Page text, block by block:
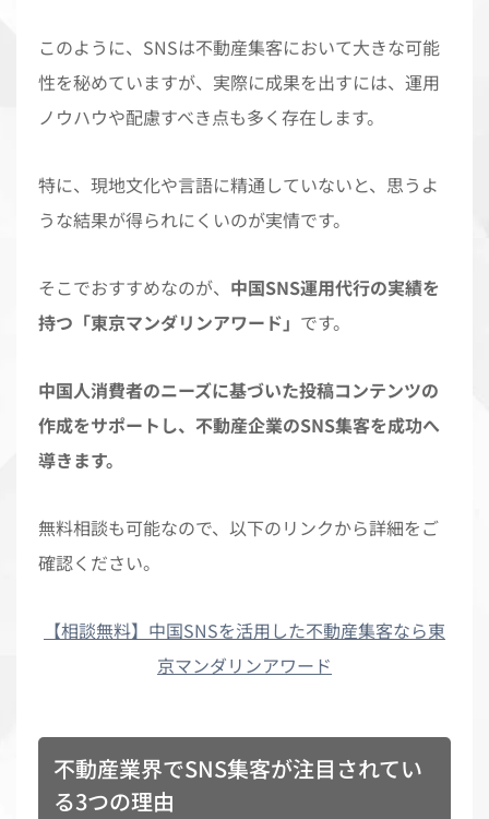
このように、SNSは不動産集客において大きな可能
性を秘めていますが、実際に成果を出すには、運用
ノウハウや配慮すべき点も多く存在します。
特に、現地文化や言語に精通していないと、思うよ
うな結果が得られにくいのが実情です。
そこでおすすめなのが、 中国SNS運用代行の実績を
持つ「東京マンダリンアワード」 です。
中国人消費者のニーズに基づいた投稿コンテンツの
作成をサポートし、不動産企業のSNS集客を成功へ
導きます。
無料相談も可能なので、以下のリンクから詳細をご
確認ください。
【相談無料】中国SNSを活用した不動産集客なら東
京マンダリンアワード
不動産業界でSNS集客が注目されてい
る3つの理由